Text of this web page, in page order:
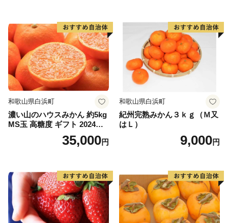
和歌山県白浜町
濃い山のハウスみかん 約5kg
MS玉 高糖度 ギフト 2024年7
35,000円
和歌山県白浜町
紀州完熟みかん３ｋｇ（Ｍ又
はＬ）
9,000円